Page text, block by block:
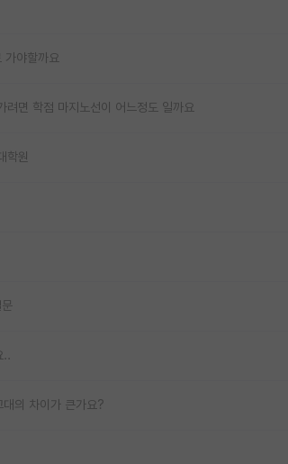
가야할까요
려면 학점 마지노선이 어느정도 일까요
학원
의 차이가 큰가요?